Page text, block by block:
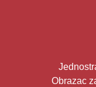
Obrazac